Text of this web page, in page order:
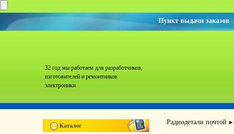
Пункт выдачи заказов
32 год мы работаем для разработчиков,
изготовителей и ремонтников
электроники
Каталог Радиодетали почтой ►